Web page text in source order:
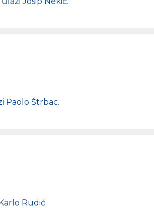
Paolo Štrbac.
Rudić.